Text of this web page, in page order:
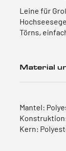
Leine für
Törns,
Material
Mantel:
Kern: